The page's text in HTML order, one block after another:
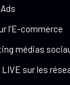
l’E-commerce
médias
sur les